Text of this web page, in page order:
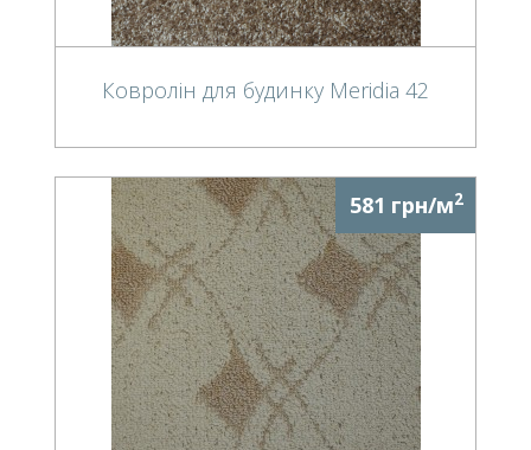
Ковролін для будинку Meridia 42
581 грн/м2